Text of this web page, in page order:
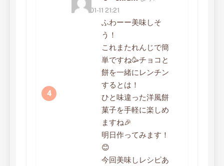
2023-01-11 21:21
ふわーー美味しそ
う！
これまたれんじで簡
単ですね🥳チョコと
餅を一緒にレンチン
するとは！
ひと味違った洋風餅
菓子を手軽に楽しめ
ますね🎉
明日作ってみます！
😊
今回美味しレシピあ